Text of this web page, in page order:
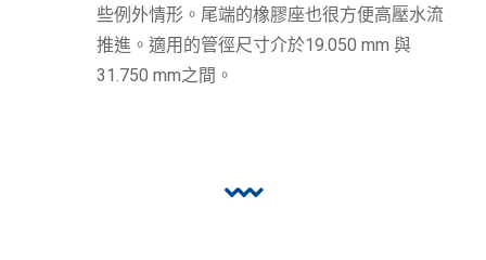
些例外情形。尾端的橡膠座也很方便高壓水流
推進。適用的管徑尺寸介於19.050 mm 與
31.750 mm之間。